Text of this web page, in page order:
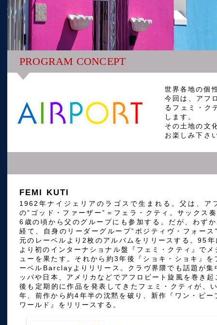
PROGRAM CONCEPT
世界各地の個
今回は、アフ
るフェミ・ク
します。
その土地の文
お楽しみ下さ
FEMI KUTI
1962年ナイジェリアのラゴスで生まれる。父は、ア
の”ゴッド・ファーザー”＝フェラ・クティ。サックス
6歳の頃から父のグループにも参加する。だが、わず
経て、自身のリーダーグループ”ポジティヴ・フォー
元のレーベルより2枚のアルバムをリリースする。95
より初のインターナショナル盤『フェミ・クティ』で
ューを果たす。それから約3年後『ショキ・ショキ』を
ーベルBarclayよりリリース。クラヴ界隈でも話題が集
ッパや日本、アメリカなどでアフロビート旋風を巻き
後も定期的に作品を発表してきたフェミ・クティが、
年、前作から約4年半の沈黙を破り、新作『ワン・ピー
ワールド』をリリースする。